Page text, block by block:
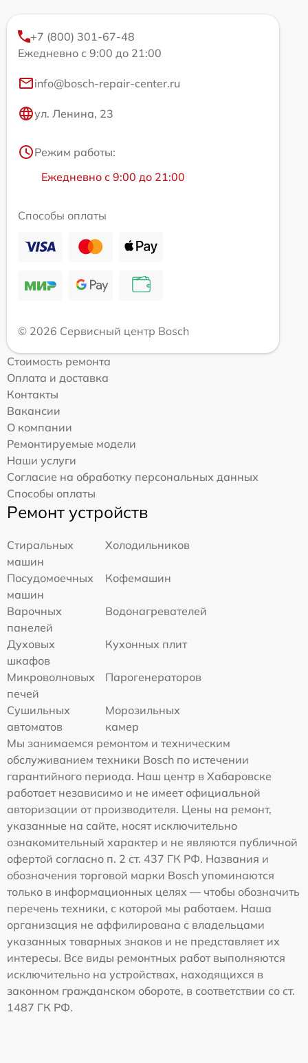
+7 (800) 301-67-48
Ежедневно с 9:00 до 21:00
info@bosch-repair-center.ru
ул. Ленина, 23
Режим работы:
Ежедневно с 9:00 до 21:00
Способы оплаты
© 2026 Сервисный центр Bosch
Стоимость ремонта
Оплата и доставка
Контакты
Вакансии
О компании
Ремонтируемые модели
Наши услуги
Согласие на обработку персональных данных
Способы оплаты
Ремонт устройств
Стиральных
машин
Холодильников
Посудомоечных
машин
Кофемашин
Варочных
панелей
Водонагревателей
Духовых
шкафов
Кухонных плит
Микроволновых
печей
Парогенераторов
Сушильных
автоматов
Морозильных
камер
Мы занимаемся ремонтом и техническим
обслуживанием техники Bosch по истечении
гарантийного периода. Наш центр в Хабаровске
работает независимо и не имеет официальной
авторизации от производителя. Цены на ремонт,
указанные на сайте, носят исключительно
ознакомительный характер и не являются публичной
офертой согласно п. 2 ст. 437 ГК РФ. Названия и
обозначения торговой марки Bosch упоминаются
только в информационных целях — чтобы обозначить
перечень техники, с которой мы работаем. Наша
организация не аффилирована с владельцами
указанных товарных знаков и не представляет их
интересы. Все виды ремонтных работ выполняются
исключительно на устройствах, находящихся в
законном гражданском обороте, в соответствии со ст.
1487 ГК РФ.